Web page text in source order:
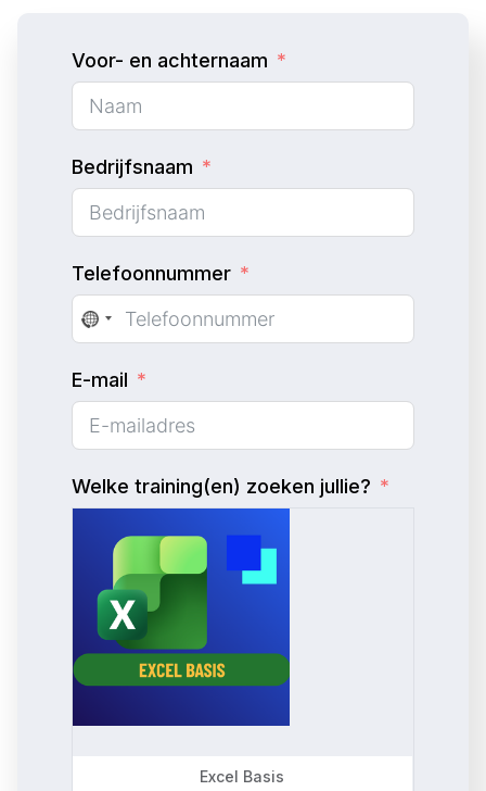
Voor- en achternaam
Bedrijfsnaam
Telefoonnummer
N
c
o
u
n
t
s
e
l
e
E-mail
Welke training(en) zoeken jullie?
Excel Basis